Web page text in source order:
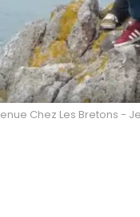
Chez Les Bretons -